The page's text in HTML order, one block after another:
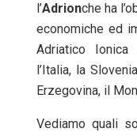
l’Adrionche ha
economiche ed
Adriatico
l’Italia, la
Erzegovina, il
Vediamo quali